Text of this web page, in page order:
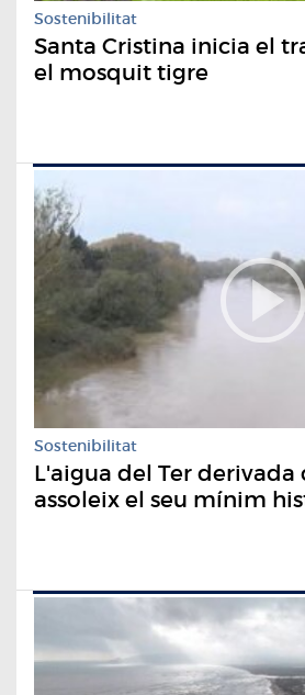
Sostenibilitat
Santa Cristina inicia el
el mosquit tigre
Sostenibilitat
L'aigua del Ter derivada
assoleix el seu mínim